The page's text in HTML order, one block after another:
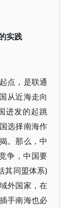
实践
点，是联通
从近海走向
进发的起跳
选择南海作
。那么，中
争，中国要
其同盟体系)
外国家，在
手南海也必